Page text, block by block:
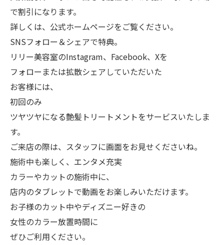
で割引になります。
詳しくは、公式ホームページをご覧ください。
SNSフォロー＆シェアで特典。
リリー美容室のInstagram、Facebook、Xを
フォローまたは拡散シェアしていただいた
お客様には、
初回のみ
ツヤツヤになる艶髪トリートメントをサービスいたしま
す。
ご来店の際は、スタッフに画面をお見せくださいね。
施術中も楽しく、エンタメ充実
カラーやカットの施術中に、
店内のタブレットで動画をお楽しみいただけます。
お子様のカット中やディズニー好きの
女性のカラー放置時間に
ぜひご利用ください。